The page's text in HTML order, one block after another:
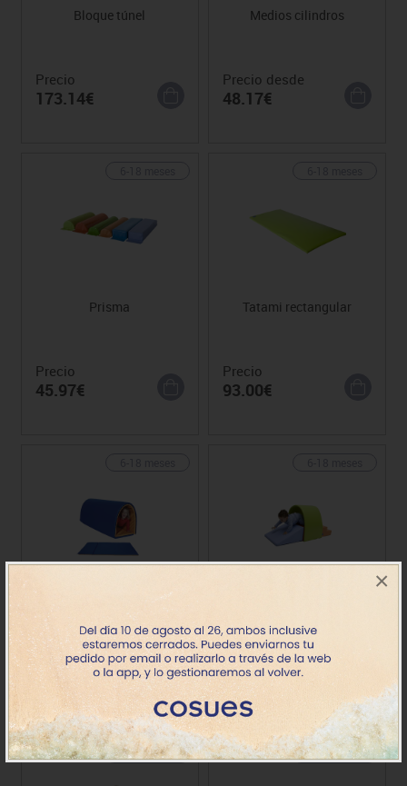
×
Bloque túnel
Precio
173.14€
Medios cilindros
Precio desde
48.17€
Prisma
Precio
45.97€
Tatami rectangular
Precio
93.00€
Tatami puente 2 m
Precio
307.64€
Precio
346.28€
6-18 meses 6-18 meses